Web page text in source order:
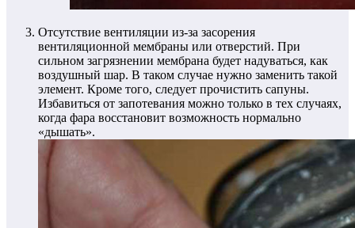
Отсутствие вентиляции из-за засорения
вентиляционной мембраны или отверстий. При
сильном загрязнении мембрана будет надуваться, как
воздушный шар. В таком случае нужно заменить такой
элемент. Кроме того, следует прочистить сапуны.
Избавиться от запотевания можно только в тех случаях,
когда фара восстановит возможность нормально
«дышать».